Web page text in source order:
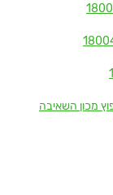
מכון השאיבה